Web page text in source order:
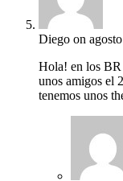
Diego on
Hola! en los BR
unos amigos el
tenemos unos